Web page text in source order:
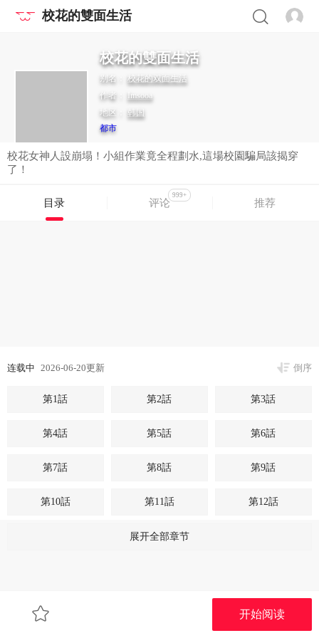
校花的雙面生活
校花的雙面生活
别名： 校花的双面生活
作者： Imsooa
地区： 韩国
都市
校花女神人設崩塌！小組作業竟全程劃水,這場校園騙局該揭穿
了！
目录 评论
999+
推荐
连载中 2026-06-20更新 倒序
第1話 第2話 第3話
第4話 第5話 第6話
第7話 第8話 第9話
第10話 第11話 第12話
第14話
第19話
开始阅读
展开全部章节